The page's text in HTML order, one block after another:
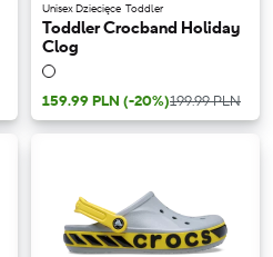
Unisex Dziecięce Toddler
Toddler Crocband Holiday
Clog
159.99 PLN (-20%)199.99 PLN